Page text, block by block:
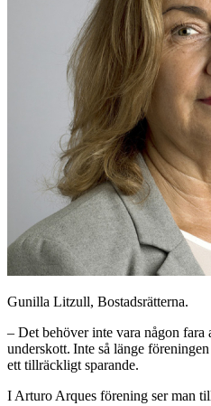
Gunilla Litzull, Bostadsrätterna.
– Det behöver inte vara någon fara
underskott. Inte så länge
ett tillräckligt sparande.
I Arturo Arques förening ser man